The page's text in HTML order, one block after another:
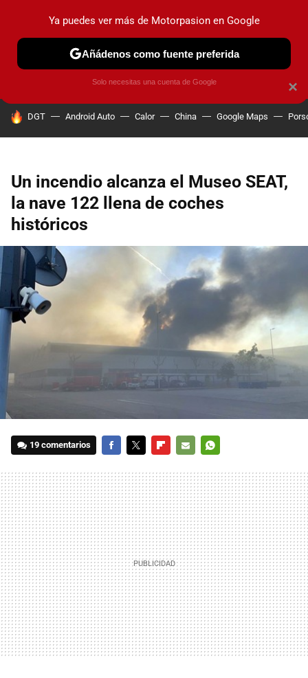
PRUEBAS COCHES ELÉCTRICOS OBSERVATORIO
HOY SE HABLA DE
DGT Android Auto Calor China Google Maps
Un incendio alcanza el Museo SEAT,
la nave 122 llena de coches
históricos
19 comentarios
MAIL
×
Ya puedes ver más de Motorpasion en Google
Añádenos como fuente preferida
Solo necesitas una cuenta de Google